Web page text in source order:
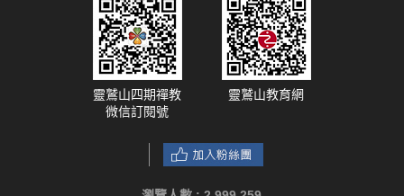
靈鷲山四期禪教
微信訂閱號
靈鷲山教育網